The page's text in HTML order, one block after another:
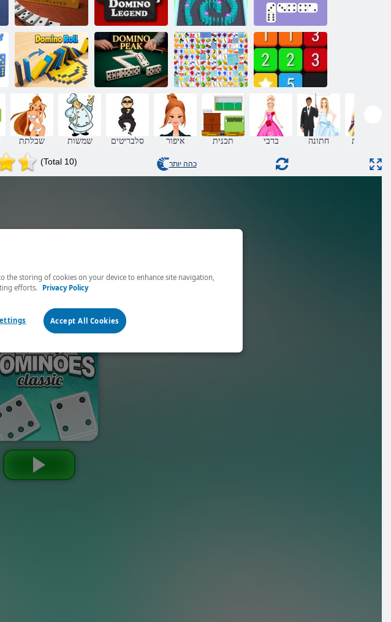
םיפתתשמ הבורמ
ונימוד
ארקמ ונימוד יזנרפ ונימוד ונימוד
לור ונימוד קיפ ונימוד םירבחתמ תוריפ דחאתהל
שבלתת שמשות סלבריטים איפור תכנית ברבי חתונה תסרוקות
(Total 10) כהה יותר